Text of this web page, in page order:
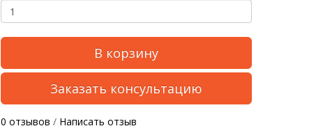
В корзину
Заказать консультацию
0 отзывов / Написать отзыв